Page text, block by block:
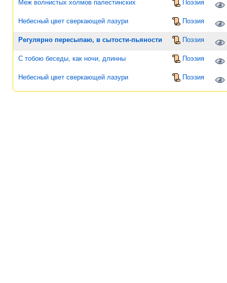
Меж волнистых холмов палестинских Поэзия
Небесный цвет сверкающей лазури Поэзия
Регулярно пересыпаю, в сытости-пьяности Поэзия
С тобою беседы, как ночи, длинны Поэзия
Небесный цвет сверкающей лазури Поэзия